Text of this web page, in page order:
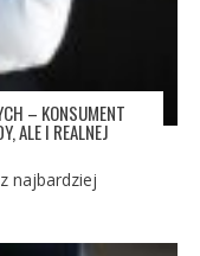
– KONSUMENT
ALE I REALNEJ
najbardziej